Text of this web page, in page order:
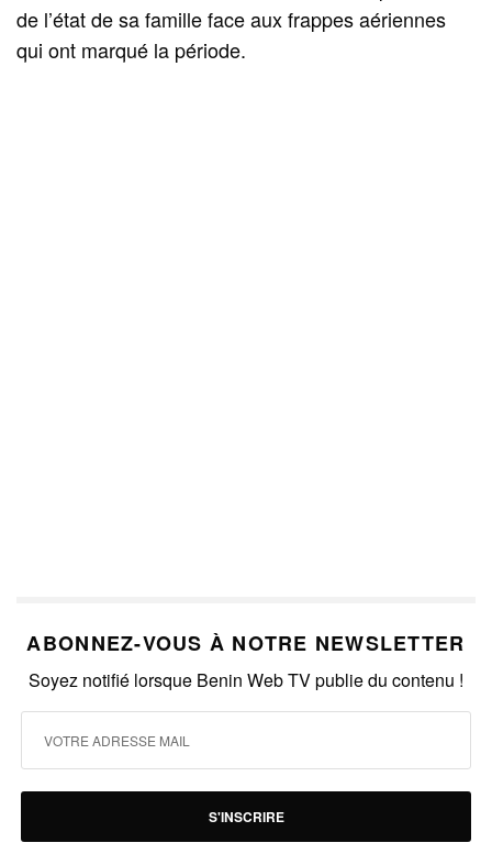
de l’état de sa famille face aux frappes aériennes
qui ont marqué la période.
ABONNEZ-VOUS À NOTRE NEWSLETTER
Soyez notifié lorsque Benin Web TV publie du contenu !
S'INSCRIRE